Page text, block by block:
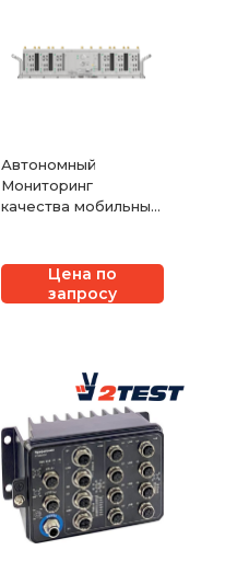
Автономный
Мониторинг
качества мобильных
Цена по
запросу